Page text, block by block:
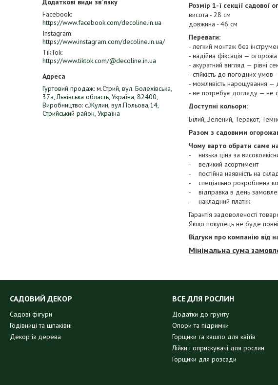
Facebook
https://www.facebook.com/decoline.in.ua
Instagram
https://www.instagram.com/decoline.in.ua/
TikTok
https://www.tiktok.com/@decoline.in.ua
Гуртовий продаж: м.Стрий, вул. Болехівська,
37а, Львівська область, Україна, 82400,
Виробництво: с.Жулин, вул.Польова,14,
Стрийський район, Україна
Розмір 1-ї секції садової
висота - 28 см
довжина - 46 см
Переваги:
- легкий монтаж без
- надійна фіксація —
- акуратний вигляд — рівні
- стійкість до погодних
- можливість нарощування —
- не потребує догляду — не
Доступні кольори:
Білий, Зелений, Теракот,
Разом з садовими
Чому варто обрати саме
- низька ціна за
- великий асортимент
- постійна наявність на
- спеціально розроблена
- відправка в день
- накладний платіж
Гарантія задоволеності
Якщо покупець не буде
Відгуки про компанію від
Мінімальна сума
САДОВИЙ ДЕКОР
Садові фігури
Годівниці та шпаківні
Декор із дерева
ВСЕ ДЛЯ РОСЛИН
Додатки до грунту
Опори та підримки
Горщики та кашпо для квітів
Лійки і оприскувачі для рослин
Горщики для розсади